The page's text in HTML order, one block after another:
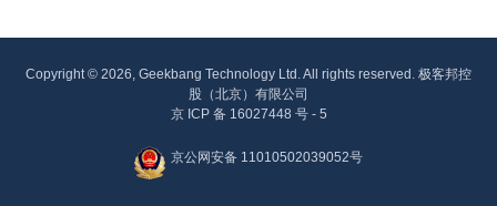
Copyright © 2026, Geekbang Technology Ltd. All rights reserved. 极客邦控
股（北京）有限公司
京 ICP 备 16027448 号 - 5
京公网安备 11010502039052号